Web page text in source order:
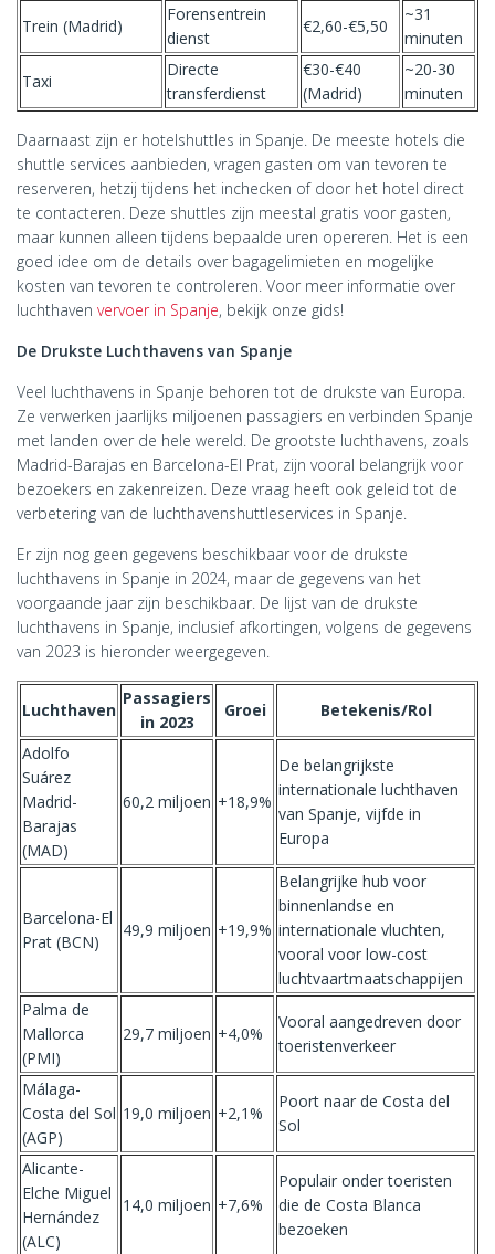
Trein (Madrid)
Forensentrein
dienst
€2,60-€5,50
~31
minuten
Taxi
Directe
transferdienst
€30-€40
(Madrid)
~20-30
minuten
Daarnaast zijn er hotelshuttles in Spanje. De meeste hotels die
shuttle services aanbieden, vragen gasten om van tevoren te
reserveren, hetzij tijdens het inchecken of door het hotel direct
te contacteren. Deze shuttles zijn meestal gratis voor gasten,
maar kunnen alleen tijdens bepaalde uren opereren. Het is een
goed idee om de details over bagagelimieten en mogelijke
kosten van tevoren te controleren. Voor meer informatie over
luchthaven vervoer in Spanje, bekijk onze gids!
De Drukste Luchthavens van Spanje
Veel luchthavens in Spanje behoren tot de drukste van Europa.
Ze verwerken jaarlijks miljoenen passagiers en verbinden Spanje
met landen over de hele wereld. De grootste luchthavens, zoals
Madrid-Barajas en Barcelona-El Prat, zijn vooral belangrijk voor
bezoekers en zakenreizen. Deze vraag heeft ook geleid tot de
verbetering van de luchthavenshuttleservices in Spanje.
Er zijn nog geen gegevens beschikbaar voor de drukste
luchthavens in Spanje in 2024, maar de gegevens van het
voorgaande jaar zijn beschikbaar. De lijst van de drukste
luchthavens in Spanje, inclusief afkortingen, volgens de gegevens
van 2023 is hieronder weergegeven.
Luchthaven
Passagiers
in 2023
Groei Betekenis/Rol
Adolfo
Suárez
Madrid-
Barajas
(MAD)
60,2 miljoen +18,9%
De belangrijkste
internationale luchthaven
van Spanje, vijfde in
Europa
Barcelona-El
Prat (BCN)
49,9 miljoen +19,9%
Belangrijke hub voor
binnenlandse en
internationale vluchten,
vooral voor low-cost
luchtvaartmaatschappijen
Palma de
Mallorca
(PMI)
29,7 miljoen +4,0%
Vooral aangedreven door
toeristenverkeer
Málaga-
Costa del Sol
(AGP)
19,0 miljoen +2,1%
Poort naar de Costa del
Sol
Alicante-
Elche Miguel
Hernández
(ALC)
14,0 miljoen +7,6%
Populair onder toeristen
die de Costa Blanca
bezoeken